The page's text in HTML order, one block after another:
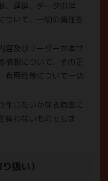
、遅延、データの消
ついて、一切の責任を
容及びユーザーが本サ
情報について、その正
有用性等について一切
生じたいかなる損害に
負わないものとしま
扱い）